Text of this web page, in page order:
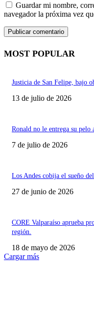
Guardar mi nombre,
navegador la próxima vez
MOST POPULAR
Justicia de San Felipe, bajo
13 de julio de 2026
Ronald no le entrega su pelo
7 de julio de 2026
Los Andes cobija el sueño
27 de junio de 2026
CORE Valparaíso aprueba
región.
18 de mayo de 2026
Cargar más